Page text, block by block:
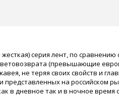
серия лент, по
(превышающие
не теряя своих свойств и
на российском
в дневное так и в ночное время